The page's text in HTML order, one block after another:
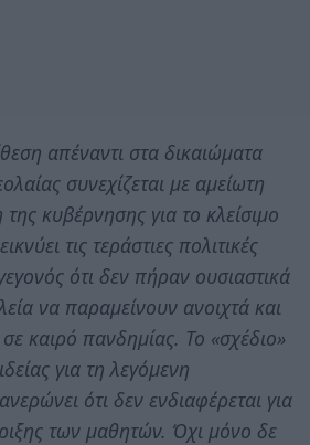
απέναντι στα δικαιώματα
συνεχίζεται με αμείωτη
κυβέρνησης για το κλείσιμο
τις τεράστιες πολιτικές
ότι δεν πήραν ουσιαστικά
να παραμείνουν ανοιχτά και
καιρό πανδημίας. Το «σχέδιο»
για τη λεγόμενη
ότι δεν ενδιαφέρεται για
των μαθητών. Όχι μόνο δε